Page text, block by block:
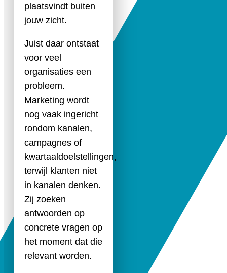
plaatsvindt buiten
jouw zicht.
Juist daar ontstaat
voor veel
organisaties een
probleem.
Marketing wordt
nog vaak ingericht
rondom kanalen,
campagnes of
kwartaaldoelstellingen,
terwijl klanten niet
in kanalen denken.
Zij zoeken
antwoorden op
concrete vragen op
het moment dat die
relevant worden.